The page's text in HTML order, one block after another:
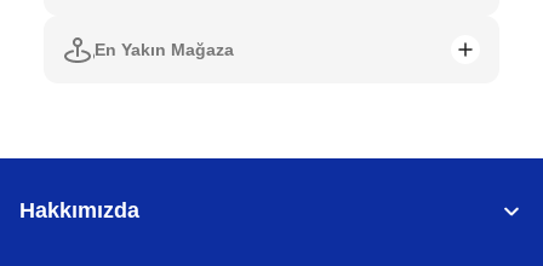
En Yakın Mağaza
Hakkımızda